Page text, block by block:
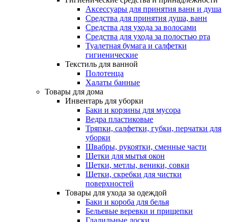
Аксессуары для принятия ванн и душа
Средства для принятия душа, ванн
Средства для ухода за волосами
Средства для ухода за полостью рта
Туалетная бумага и салфетки
гигиенические
Текстиль для ванной
Полотенца
Халаты банные
Товары для дома
Инвентарь для уборки
Баки и корзины для мусора
Ведра пластиковые
Тряпки, салфетки, губки, перчатки для
уборки
Швабры, рукоятки, сменные части
Щетки для мытья окон
Щетки, метлы, веники, совки
Щетки, скребки для чистки
поверхностей
Товары для ухода за одеждой
Баки и короба для белья
Бельевые веревки и прищепки
Гладильные доски